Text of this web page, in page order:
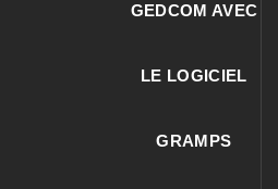
GEDCOM AVEC
LE LOGICIEL
GRAMPS